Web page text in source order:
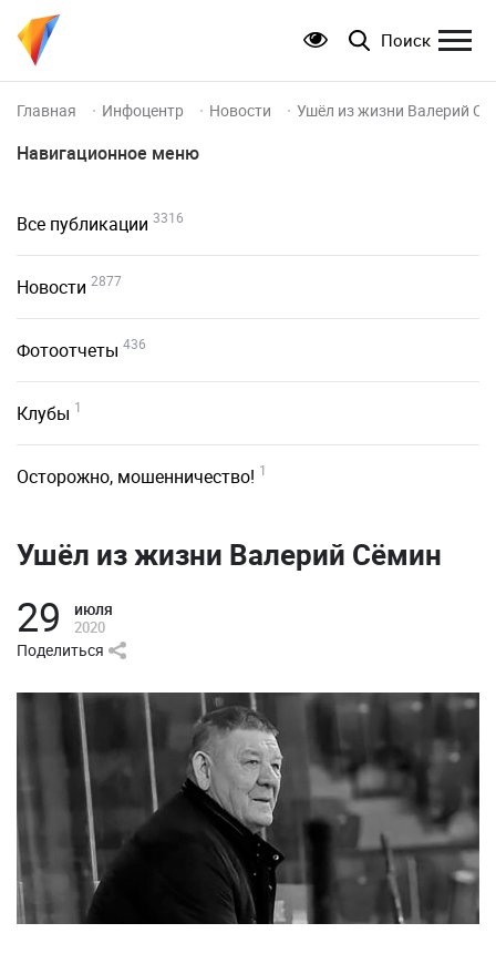
Поиск
Главная Инфоцентр Новости Ушёл из жизни Валерий
Навигационное меню
Все публикации 3316
Новости 2877
Фотоотчеты 436
Клубы 1
Осторожно, мошенничество! 1
Ушёл из жизни Валерий Сёмин
29 июля
2020
Поделиться